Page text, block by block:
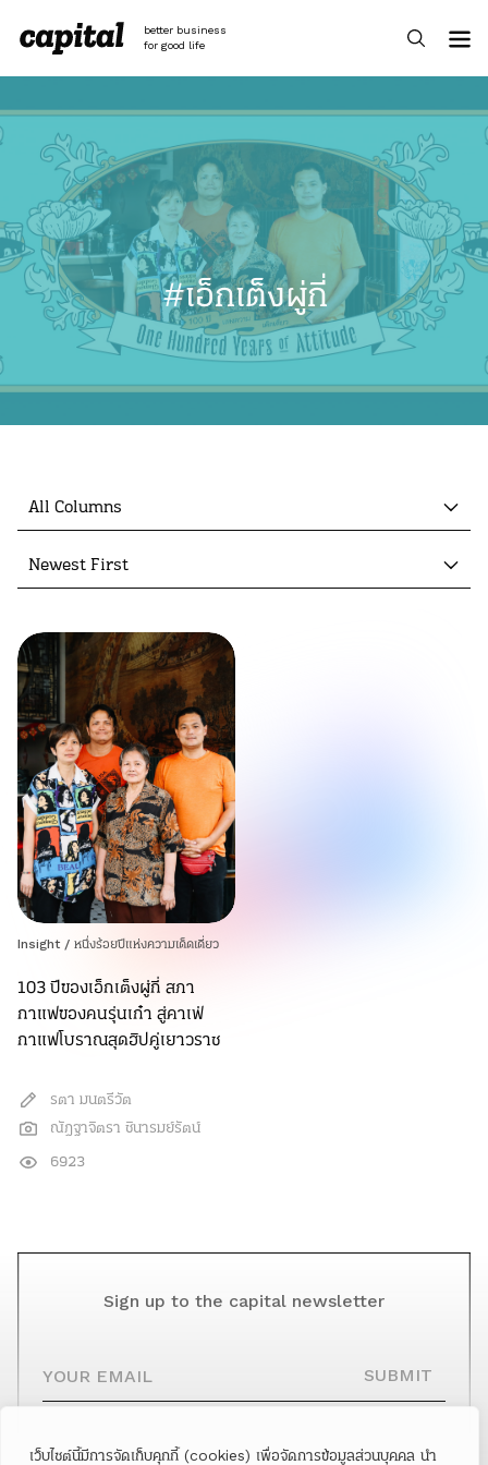
เว็บไซต์นี้มีการจัดเก็บคุกกี้ (cookies) เพื่อจัดการข้อมูลส่วนบุคคล นำ
content
better business
for good life
#เอ็กเต็งผู่กี่
All Columns
Newest First
Insight / หนึ่งร้อยปีแห่งความเด็ดเดี่ยว
103 ปีของเอ็กเต็งผู่กี่ สภา
กาแฟของคนรุ่นเก๋า สู่คาเฟ่
กาแฟโบราณสุดฮิปคู่เยาวราช
รตา มนตรีวัต
ณัฎฐาจิตรา ชินารมย์รัตน์
6923
Sign up to the capital newsletter
SUBMIT